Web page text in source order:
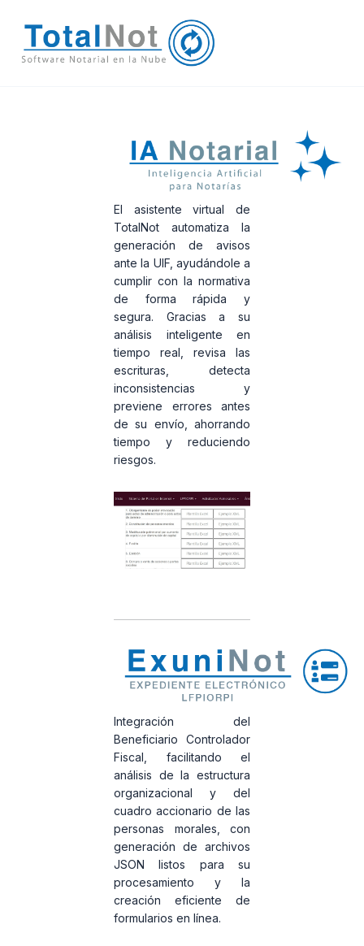
El asistente virtual de
TotalNot automatiza la
generación de avisos
ante la UIF, ayudándole a
cumplir con la normativa
de forma rápida y
segura. Gracias a su
análisis inteligente en
tiempo real, revisa las
escrituras, detecta
inconsistencias y
previene errores antes
de su envío, ahorrando
tiempo y reduciendo
riesgos.
Integración del
Beneficiario Controlador
Fiscal , facilitando el
análisis de la estructura
organizacional y del
cuadro accionario de las
personas morales, con
generación de archivos
JSON listos para su
procesamiento y la
creación eficiente de
formularios en línea.